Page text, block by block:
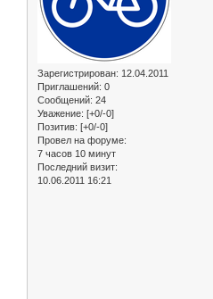
Зарегистрирован: 12.04.2011
Приглашений: 0
Сообщений: 24
Уважение: [+0/-0]
Позитив: [+0/-0]
Провел на форуме:
7 часов 10 минут
Последний визит:
10.06.2011 16:21